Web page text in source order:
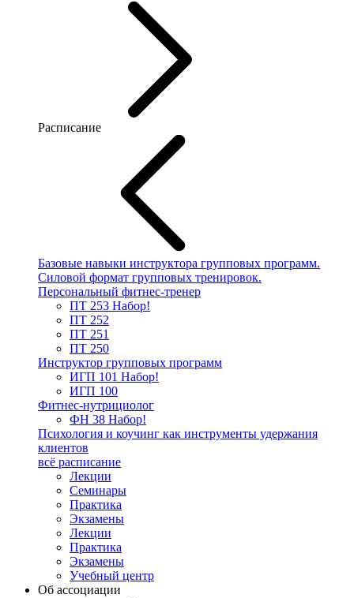
Расписание
Базовые навыки инструктора групповых программ.
Силовой формат групповых тренировок.
Персональный фитнес-тренер
ПТ 253 Набор!
ПТ 252
ПТ 251
ПТ 250
Инструктор групповых программ
ИГП 101 Набор!
ИГП 100
Фитнес-нутрициолог
ФН 38 Набор!
Психология и коучинг как инструменты удержания
клиентов
всё расписание
Лекции
Семинары
Практика
Экзамены
Лекции
Практика
Экзамены
Учебный центр
Об ассоциации